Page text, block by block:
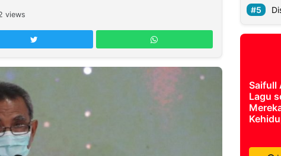
views
Saifull
Lagu